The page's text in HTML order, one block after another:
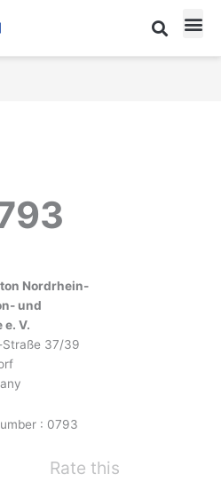
Nordrhein-
und
V.
Straße 37/39
: 0793
Rate this